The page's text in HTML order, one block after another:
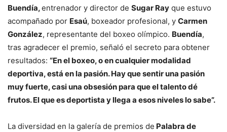
Buendía,entrenador y director de Sugar Ray que estuvo
acompañado por Esaú, boxeador profesional, y Carmen
González, representante del boxeo olímpico. Buendía,
tras agradecer el premio, señaló el secreto para obtener
resultados: “En el boxeo, o en cualquier modalidad
deportiva, está en la pasión. Hay que sentir una pasión
muy fuerte, casi una obsesión para que el talento dé
frutos. El que es deportista y llega a esos niveles lo sabe”.
La diversidad en la galería de premios de Palabra de